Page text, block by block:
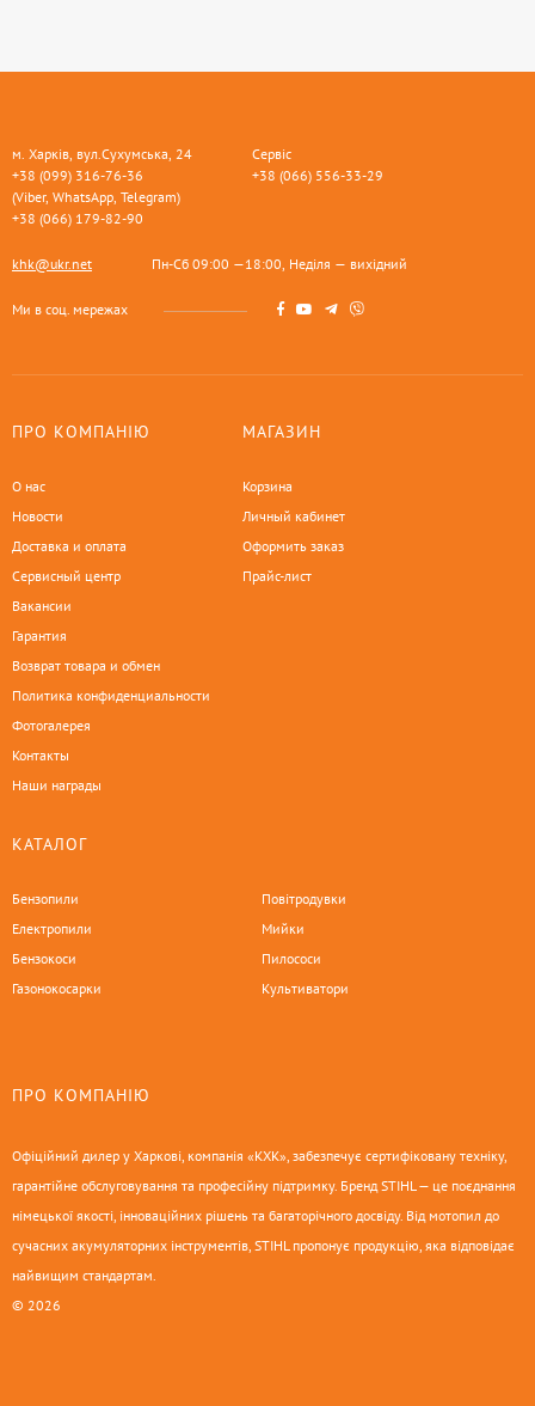
м. Харків, вул.Сухумська, 24
+38 (099) 316-76-36
(Viber, WhatsApp, Telegram)
+38 (066) 179-82-90
Сервіс
+38 (066) 556-33-29
khk@ukr.net Пн-Сб 09:00 —18:00, Неділя — вихідний
Ми в соц. мережах
ПРО КОМПАНІЮ
О нас
Новости
Доставка и оплата
Сервисный центр
Вакансии
Гарантия
Возврат товара и обмен
Политика конфиденциальности
Фотогалерея
Контакты
Наши награды
МАГАЗИН
Корзина
Личный кабинет
Оформить заказ
Прайс-лист
КАТАЛОГ
Бензопили
Електропили
Бензокоси
Газонокосарки
Повітродувки
Мийки
Пилососи
Культиватори
ПРО КОМПАНІЮ
Офіційний дилер у Харкові, компанія «КХК», забезпечує сертифіковану техніку,
гарантійне обслуговування та професійну підтримку. Бренд STIHL — це поєднання
німецької якості, інноваційних рішень та багаторічного досвіду. Від мотопил до
сучасних акумуляторних інструментів, STIHL пропонує продукцію, яка відповідає
найвищим стандартам.
© 2026